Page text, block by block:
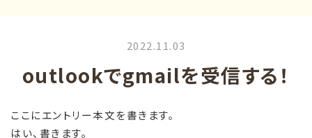
2022.11.03
outlookでgmailを受信する！
ここにエントリー本文を書きます。
はい、書きます。